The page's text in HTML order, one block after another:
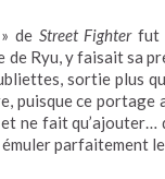
de Street Fighterfut
de Ryu, y faisait sa
sortie plus
puisque ce portage
ne fait
parfaitement